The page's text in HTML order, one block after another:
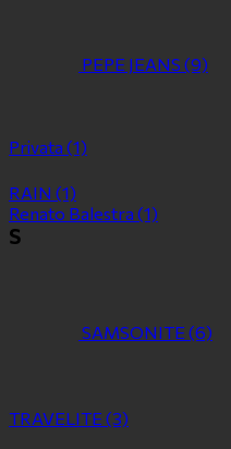
PEPE JEANS (9)
Privata (1)
RAIN (1)
Renato Balestra (1)
S
SAMSONITE (6)
TRAVELITE (3)